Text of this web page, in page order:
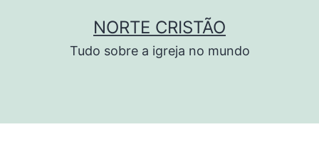
NORTE CRISTÃO
Tudo sobre a igreja no mundo